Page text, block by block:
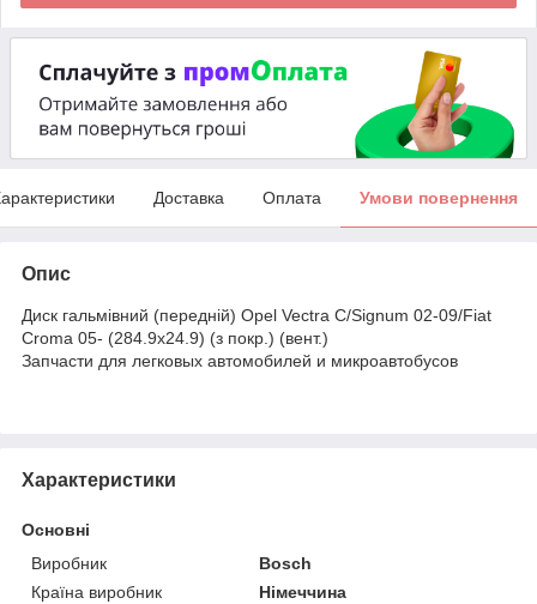
Доставка Оплата Умови повернення
Опис
Диск гальмівний (передній) Opel Vectra C/Signum 02-09/Fiat
Croma 05- (284.9x24.9) (з покр.) (вент.)
Запчасти для легковых автомобилей и микроавтобусов
Характеристики
Основні
Виробник
Bosch
Країна виробник
Німеччина